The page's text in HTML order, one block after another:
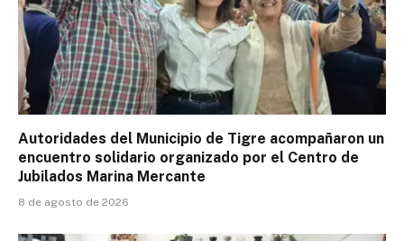
Autoridades del Municipio de Tigre acompañaron un
encuentro solidario organizado por el Centro de
Jubilados Marina Mercante
8 de agosto de 2026